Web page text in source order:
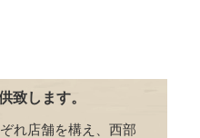
致します。
れ店舗を構え、西部